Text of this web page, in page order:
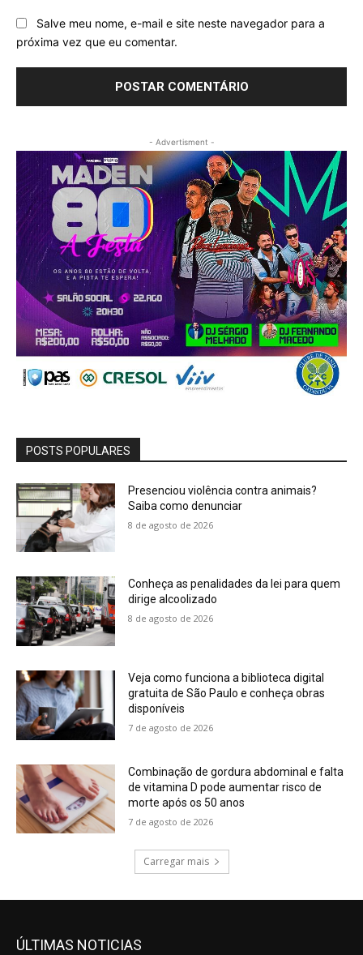
Salve meu nome, e-mail e site neste navegador para a
próxima vez que eu comentar.
- Advertisment -
POSTS POPULARES
Presenciou violência contra animais?
Saiba como denunciar
8 de agosto de 2026
Conheça as penalidades da lei para quem
dirige alcoolizado
8 de agosto de 2026
Veja como funciona a biblioteca digital
gratuita de São Paulo e conheça obras
disponíveis
7 de agosto de 2026
Combinação de gordura abdominal e falta
de vitamina D pode aumentar risco de
morte após os 50 anos
7 de agosto de 2026
Carregar mais
ÚLTIMAS NOTICIAS